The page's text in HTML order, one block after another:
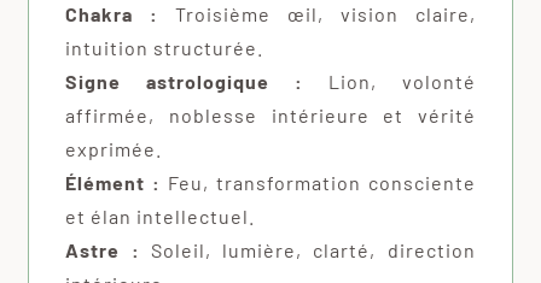
Chakra :
Troisième œil, vision claire,
intuition structurée.
Signe astrologique :
Lion, volonté
affirmée, noblesse intérieure et vérité
exprimée.
Élément : Feu, transformation consciente
et élan intellectuel.
Astre :
Soleil, lumière, clarté, direction